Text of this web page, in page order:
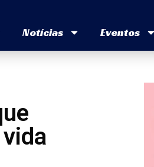
Notícias Eventos